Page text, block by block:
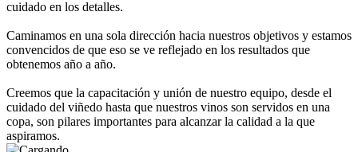
cuidado en los detalles.
Caminamos en una sola dirección hacia nuestros objetivos y estamos
convencidos de que eso se ve reflejado en los resultados que
obtenemos año a año.
Creemos que la capacitación y unión de nuestro equipo, desde el
cuidado del viñedo hasta que nuestros vinos son servidos en una
copa, son pilares importantes para alcanzar la calidad a la que
aspiramos.